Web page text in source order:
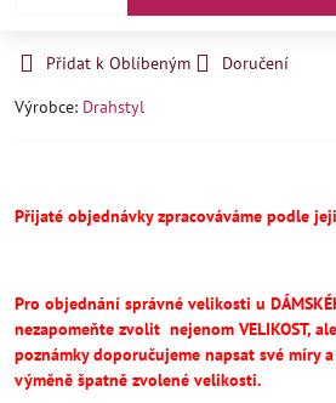
Přidat k Oblíbeným
Doručení
Výrobce: Drahstyl
Přijaté objednávky zpracováváme podle
Pro objednání správné velikosti u
nezapomeňte zvolit nejenom VELIKOST,
poznámky doporučujeme napsat své míry
výměně špatně zvolené velikosti.